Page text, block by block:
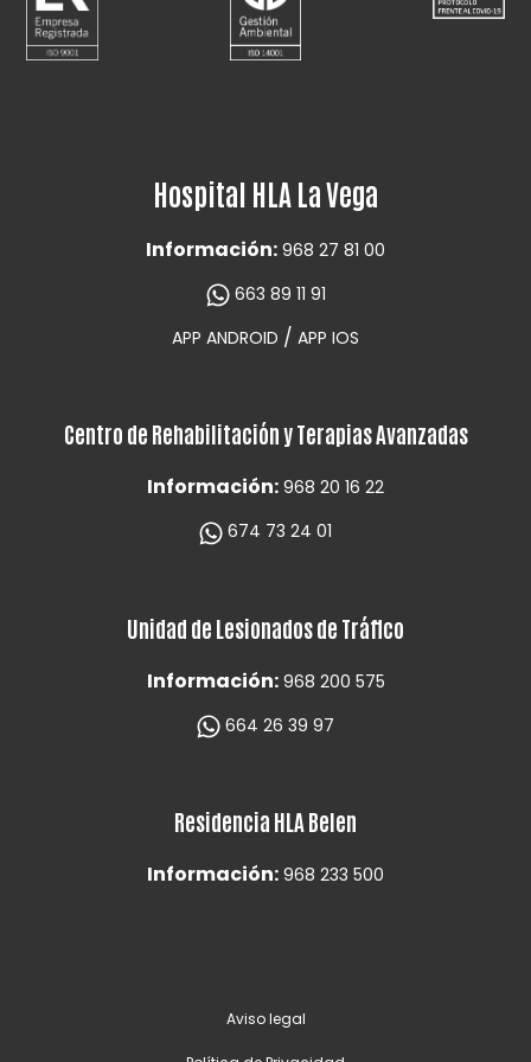
Hospital HLA La Vega
Información: 968 27 81 00
663 89 11 91
APP ANDROID / APP IOS
Centro de Rehabilitación y Terapias Avanzadas
Información: 968 20 16 22
674 73 24 01
Unidad de Lesionados de Tráfico
Información: 968 200 575
664 26 39 97
Residencia HLA Belen
Información: 968 233 500
Aviso legal